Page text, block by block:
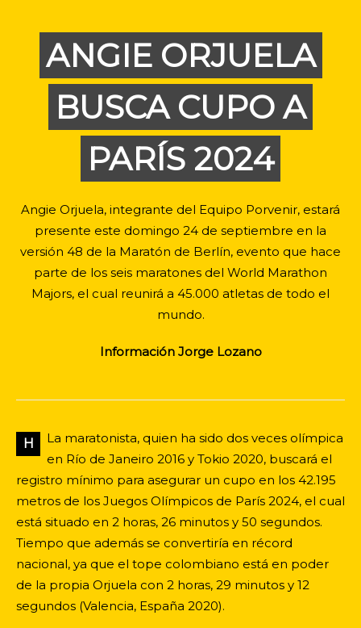
ANGIE ORJUELA
BUSCA CUPO A
PARÍS 2024
Angie Orjuela, integrante del Equipo Porvenir, estará
presente este domingo 24 de septiembre en la
versión 48 de la Maratón de Berlín, evento que hace
parte de los seis maratones del World Marathon
Majors, el cual reunirá a 45.000 atletas de todo el
mundo.
Información Jorge Lozano
H
La maratonista, quien ha sido dos veces olímpica
en Río de Janeiro 2016 y Tokio 2020, buscará el
registro mínimo para asegurar un cupo en los 42.195
metros de los Juegos Olímpicos de París 2024, el cual
está situado en 2 horas, 26 minutos y 50 segundos.
Tiempo que además se convertiría en récord
nacional, ya que el tope colombiano está en poder
de la propia Orjuela con 2 horas, 29 minutos y 12
segundos (Valencia, España 2020).